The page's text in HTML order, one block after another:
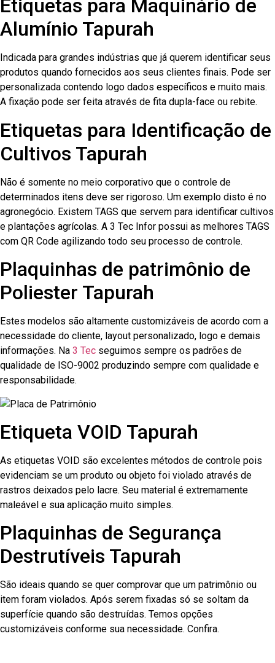
Etiquetas para Maquinário de
Alumínio Tapurah
Indicada para grandes indústrias que já querem identificar seus
produtos quando fornecidos aos seus clientes finais. Pode ser
personalizada contendo logo dados específicos e muito mais.
A fixação pode ser feita através de fita dupla-face ou rebite.
Etiquetas para Identificação de
Cultivos Tapurah
Não é somente no meio corporativo que o controle de
determinados itens deve ser rigoroso. Um exemplo disto é no
agronegócio. Existem TAGS que servem para identificar cultivos
e plantações agrícolas. A 3 Tec Infor possui as melhores TAGS
com QR Code agilizando todo seu processo de controle.
Plaquinhas de patrimônio de
Poliester Tapurah
Estes modelos são altamente customizáveis de acordo com a
necessidade do cliente, layout personalizado, logo e demais
informações. Na 3 Tec seguimos sempre os padrões de
qualidade de ISO-9002 produzindo sempre com qualidade e
responsabilidade.
Etiqueta VOID Tapurah
As etiquetas VOID são excelentes métodos de controle pois
evidenciam se um produto ou objeto foi violado através de
rastros deixados pelo lacre. Seu material é extremamente
maleável e sua aplicação muito simples.
Plaquinhas de Segurança
Destrutíveis Tapurah
São ideais quando se quer comprovar que um patrimônio ou
item foram violados. Após serem fixadas só se soltam da
superfície quando são destruídas. Temos opções
customizáveis conforme sua necessidade. Confira.